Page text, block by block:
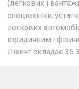
(легкових і
спецтехніки,
легкових
юридичним і
Лізинг складає 35